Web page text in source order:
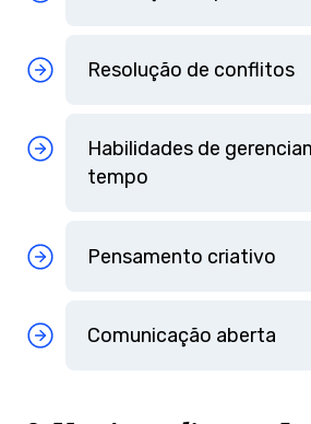
Resolução de conflitos
Habilidades de
tempo
Pensamento criativo
Comunicação aberta